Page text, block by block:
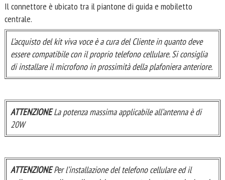
Il connettore è ubicato tra il piantone di guida e mobiletto
centrale.
L’acquisto del kit viva voce è a cura del Cliente in quanto deve
essere compatibile con il proprio telefono cellulare. Si consiglia
di installare il microfono in prossimità della plafoniera anteriore.
ATTENZIONELa potenza massima applicabile all’antenna è di
20W
ATTENZIONEPer l’installazione del telefono cellulare ed il